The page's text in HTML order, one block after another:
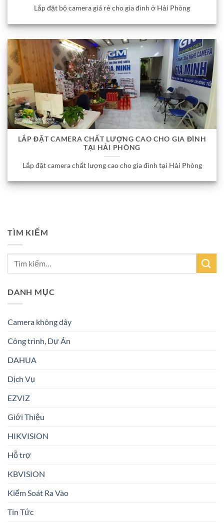
Lắp đặt bộ camera giá rẻ cho gia đình ở Hải Phòng
LẮP ĐẶT CAMERA CHẤT LƯỢNG CAO CHO GIA ĐÌNH
TẠI HẢI PHÒNG
Lắp đặt camera chất lượng cao cho gia đình tại Hải Phòng
TÌM KIẾM
DANH MỤC
Camera không dây
Công trình, Dự Án
DAHUA
Dịch Vụ
EZVIZ
Giới Thiệu
HIKVISION
Hỗ trợ
KBVISION
Kiểm Soát Ra Vào
Tin Tức